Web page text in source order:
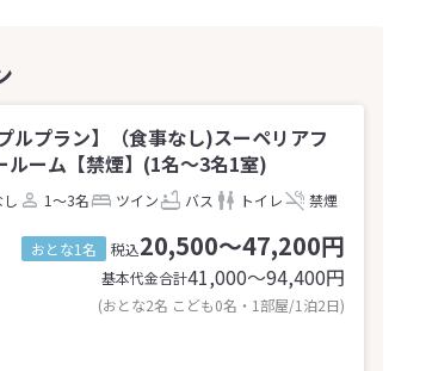
ルプラン】（食事なし)スーペリアフ
ーム【禁煙】(1名～3名1室)
1～3名 ツイン バス トイレ 禁煙
おとな1名 税込20,500～47,200円
基本代金合計41,000〜94,400円
(おとな2名 こども0名・1部屋/1泊2日)